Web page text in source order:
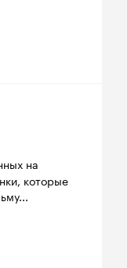
на
которые